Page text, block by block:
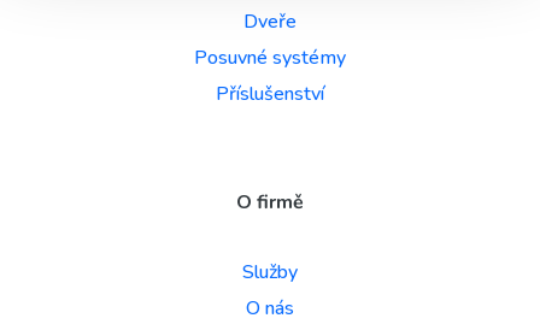
Dveře
Posuvné systémy
Příslušenství
O firmě
Služby
O nás